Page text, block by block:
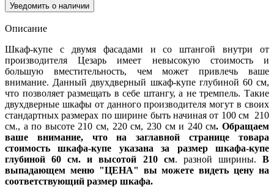
Уведомить о наличии
Описание
Шкаф-купе с двумя фасадами и со штангой внутри от
производителя Цезарь имеет невысокую стоимость и
большую вместительность, чем может привлечь ваше
внимание. Данный двухдверный шкаф-купе глубиной 60 см,
что позволяет размещать в себе штангу, а не тремпель. Такие
двухдверные шкафы от данного производителя могут в своих
стандартных размерах по ширине быть начиная от 100 см 210
см., а по высоте 210 см, 220 см, 230 см и 240 см. Обращаем
ваше внимание, что на заглавной странице товара
стоимость шкафа-купе указана за размер шкафа-купе
глубиной 60 см. и высотой 210 см. разной ширины.В
выпадающем меню "ЦЕНА" вы можете видеть цену на
соответствующий размер шкафа.